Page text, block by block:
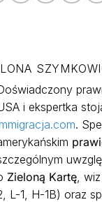
i ekspertka
.
Zieloną Kartę ,
L-1, H-1B) oraz